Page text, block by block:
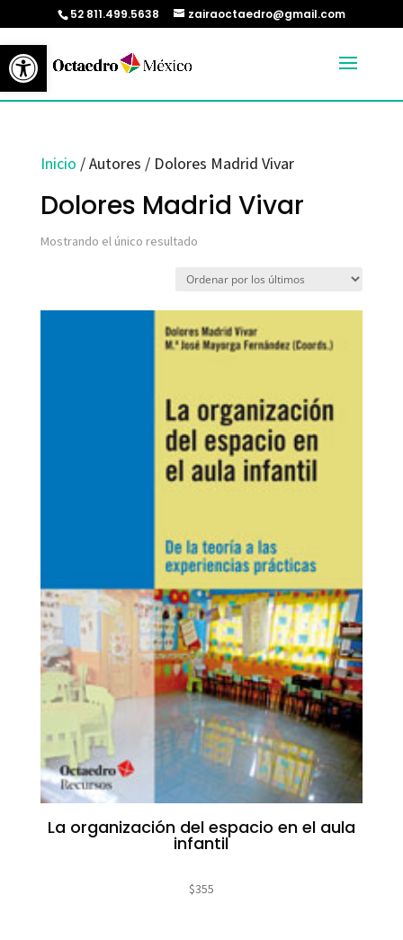
Abrir barra de herramientas
52 811.499.5638 zairaoctaedro@gmail.com
Inicio / Autores / Dolores Madrid Vivar
Dolores Madrid Vivar
Mostrando el único resultado
La organización del espacio en el aula
infantil
$355